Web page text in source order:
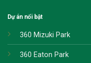
Dự án nổi bật
360 Mizuki Park
360 Eaton Park